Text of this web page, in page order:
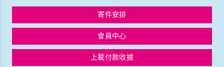
寄件安排
會員中心
上載付款收據